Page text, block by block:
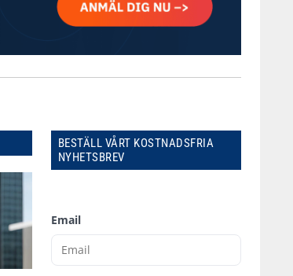
BESTÄLL VÅRT KOSTNADSFRIA
NYHETSBREV
Email